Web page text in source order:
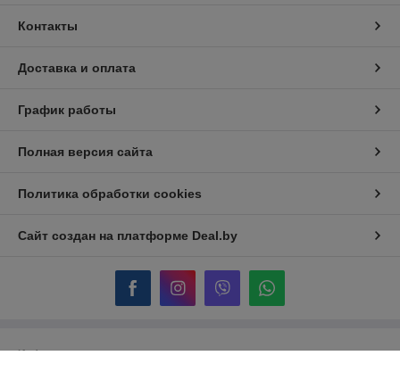
Контакты
Доставка и оплата
График работы
Полная версия сайта
Политика обработки cookies
Сайт создан на платформе Deal.by
Информация для покупателя